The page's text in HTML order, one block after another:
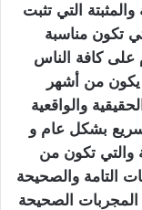
التي تثبت
تكون مناسبة
على كافة الناس
من أشهر
والواقعية
بشكل عام و
والتي تكون من
التامة والصحيحة
الصحيحة